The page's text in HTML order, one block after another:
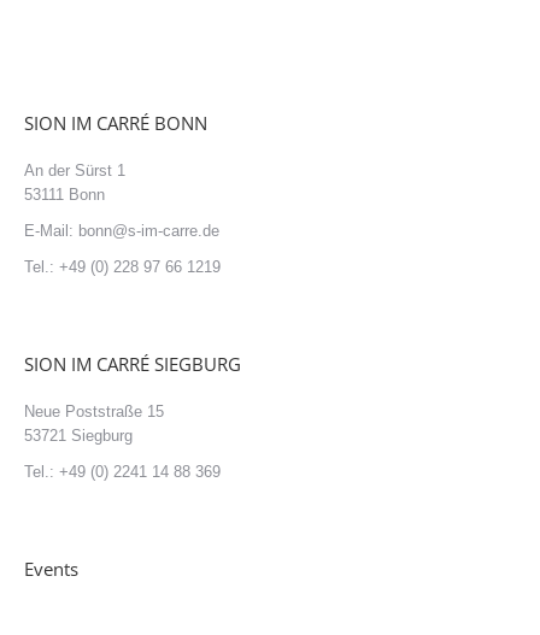
SION IM CARRÉ BONN
An der Sürst 1
53111 Bonn
E-Mail: bonn@s-im-carre.de
Tel.: +49 (0) 228 97 66 1219
SION IM CARRÉ SIEGBURG
Neue Poststraße 15
53721 Siegburg
Tel.: +49 (0) 2241 14 88 369
Events